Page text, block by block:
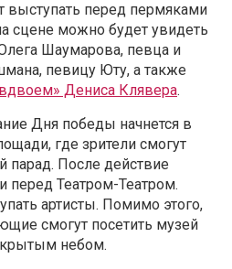
выступать перед пермяками
сцене можно будет увидеть
Шаумарова, певца и
певицу Юту, а также
Дениса Клявера.
Дня победы начнется в
где зрители смогут
парад. После действие
перед Театром-Театром.
артисты. Помимо этого,
смогут посетить музей
небом.